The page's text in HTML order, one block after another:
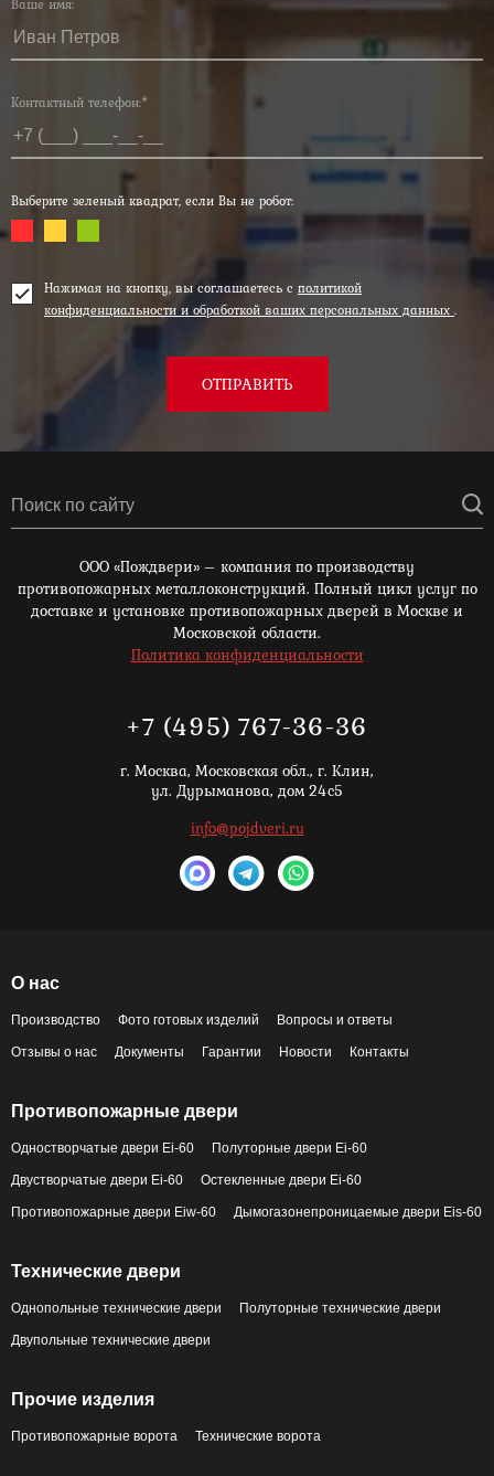
Ваше имя:
Контактный телефон:*
Выберите зеленый квадрат, если Вы не робот:
Нажимая на кнопку, вы соглашаетесь с политикой
конфиденциальности и обработкой ваших персональных данных .
ОТПРАВИТЬ
ООО «Пождвери» – компания по производству
противопожарных металлоконструкций. Полный цикл услуг по
доставке и установке противопожарных дверей в Москве и
Московской области.
Политика конфиденциальности
+7 (495) 767-36-36
г. Москва, Московская обл., г. Клин,
ул. Дурыманова, дом 24с5
info@pojdveri.ru
О нас
Производство Фото готовых изделий Вопросы и ответы
Отзывы о нас Документы Гарантии Новости Контакты
Противопожарные двери
Одностворчатые двери Ei-60 Полуторные двери Ei-60
Двустворчатые двери Ei-60 Остекленные двери Ei-60
Противопожарные двери Eiw-60 Дымогазонепроницаемые двери Eis-60
Технические двери
Однопольные технические двери Полуторные технические двери
Двупольные технические двери
Прочие изделия
Противопожарные ворота Технические ворота